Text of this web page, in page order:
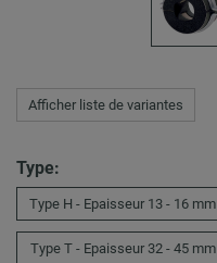
Afficher liste de variantes
Type:
Type H - Epaisseur 13 - 16 mm
Type T - Epaisseur 32 - 45 mm